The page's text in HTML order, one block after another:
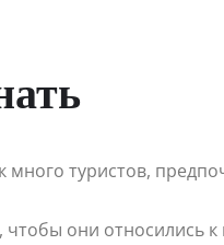
много туристов,
они относились к